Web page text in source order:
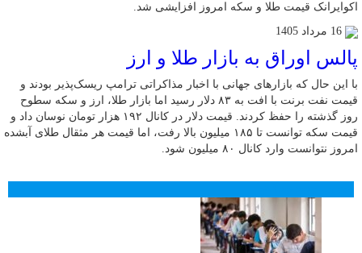
اکوایرانک قیمت طلا و سکه امروز افزایشی شد.
16 مرداد 1405
پالس اوراق به بازار طلا و ارز
با این حال که بازارهای جهانی با اخبار مذاکراتی ترامپ ریسک‌پذیر بودند و
قیمت نفت برنت با افت به ۸۳ دلار رسید اما بازار طلا، ارز و سکه سطوح
روز گذشته را حفظ کردند. قیمت دلار در کانال ۱۹۲ هزار تومان نوسان داد و
قیمت سکه توانست تا ۱۸۵ میلیون بالا رفت، اما قیمت هر مثقال طلای آبشده
امروز نتوانست وارد کانال ۸۰ میلیون شود.